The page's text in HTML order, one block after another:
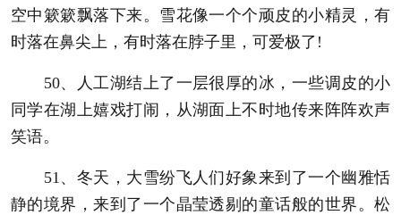
空中簌簌飘落下来。雪花像一个个顽皮的小精灵，有
时落在鼻尖上，有时落在脖子里，可爱极了!
50、人工湖结上了一层很厚的冰，一些调皮的小
同学在湖上嬉戏打闹，从湖面上不时地传来阵阵欢声
笑语。
51、冬天，大雪纷飞人们好象来到了一个幽雅恬
静的境界，来到了一个晶莹透剔的童话般的世界。松